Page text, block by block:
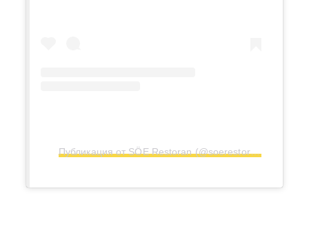
Публикация от SÖE Restoran (@soerestoran)